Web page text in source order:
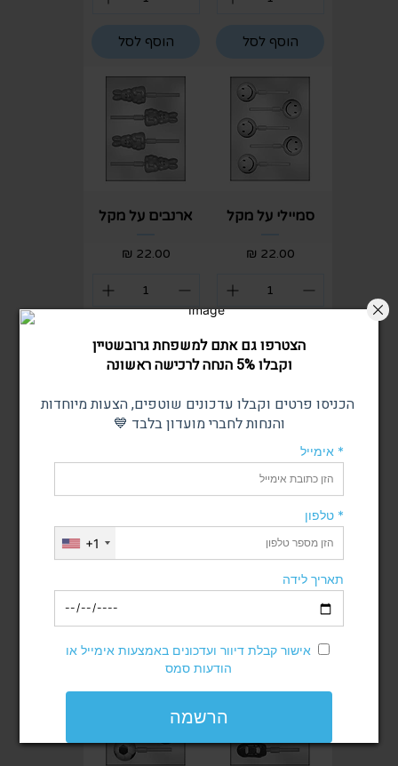
הוסף לסל הוסף לסל
סמיילי על מקל
מחיר
ארנבים על מקל
מחיר
מחיר‏22.00 ‏₪
אזל מהמלאי הוסף לסל
הצטרפו גם אתם למשפחת גרובשטיין
וקבלו 5% הנחה לרכישה ראשונה
הכניסו פרטים וקבלו עדכונים שוטפים, הצעות מיוחדות
והנחות לחברי מועדון בלבד 💙
אימייל *
טלפון *
+1
תאריך לידה
אישור קבלת דיוור ועדכונים באמצעות אימייל או
הודעות סמס
הרשמה